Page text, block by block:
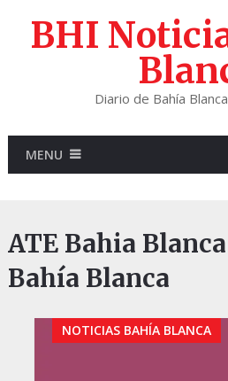
BHI
Diario de Bahía
MENU
ATE Bahia
Bahía Blanca
NOTICIAS BAHÍA BLANCA